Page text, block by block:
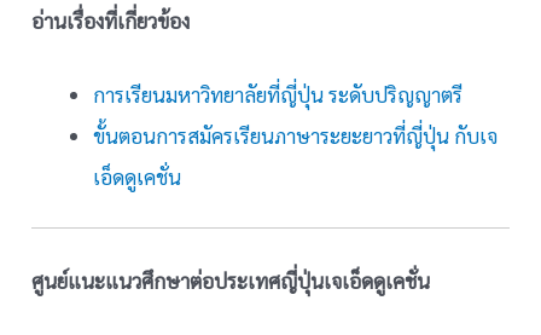
อ่านเรื่องที่เกี่ยวข้อง
การเรียนมหาวิทยาลัยที่ญี่ปุ่น ระดับปริญญาตรี
ขั้นตอนการสมัครเรียนภาษาระยะยาวที่ญี่ปุ่น กับเจ
เอ็ดดูเคชั่น
ศูนย์แนะแนวศึกษาต่อประเทศญี่ปุ่นเจเอ็ดดูเคชั่น